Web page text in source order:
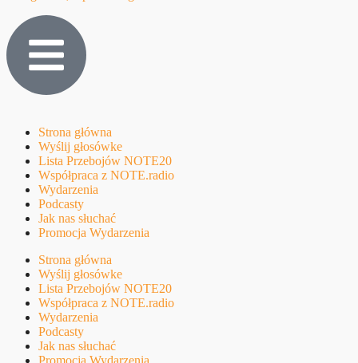
Strona główna
Wyślij głosówke
Lista Przebojów NOTE20
Współpraca z NOTE.radio
Wydarzenia
Podcasty
Jak nas słuchać
Promocja Wydarzenia
Strona główna
Wyślij głosówke
Lista Przebojów NOTE20
Współpraca z NOTE.radio
Wydarzenia
Podcasty
Jak nas słuchać
Promocja Wydarzenia